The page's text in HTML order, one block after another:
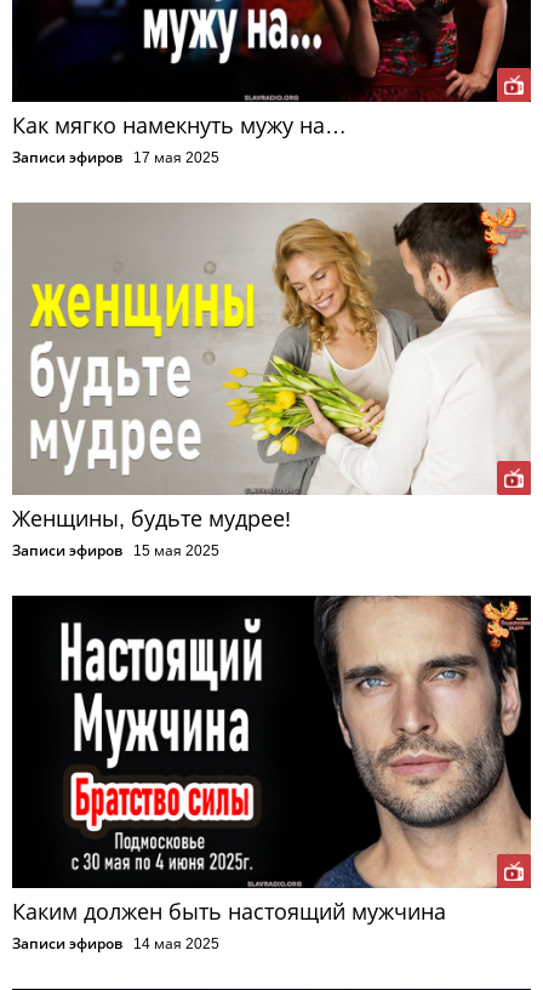
Как мягко намекнуть мужу на…
Записи эфиров 17 мая 2025
Женщины, будьте мудрее!
Записи эфиров 15 мая 2025
Каким должен быть настоящий мужчина
Записи эфиров 14 мая 2025